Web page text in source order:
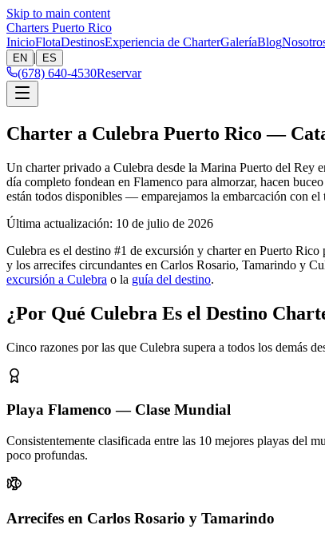
Skip to main content
Charters Puerto Rico
InicioFlotaDestinosExperiencia de CharterGaleríaBlog
EN | ES
(678) 640-4530Reservar
Charter a Culebra Puerto Rico —
Un charter privado a Culebra desde la Marina Puerto del Rey
día completo fondean en Flamenco para almorzar, hacen
están todos disponibles — emparejamos la embarcación con
Última actualización: 10 de julio de 2026
Culebra es el destino #1 de excursión y charter en Puerto
y los arrecifes circundantes en Carlos Rosario, Tamarindo y
excursión a Culebra o la guía del destino.
¿Por Qué Culebra Es el Destino
Cinco razones por las que Culebra supera a todos los demás
Playa Flamenco — Clase Mundial
Consistentemente clasificada entre las 10 mejores playas del
poco profundas.
Arrecifes en Carlos Rosario y Tamarindo